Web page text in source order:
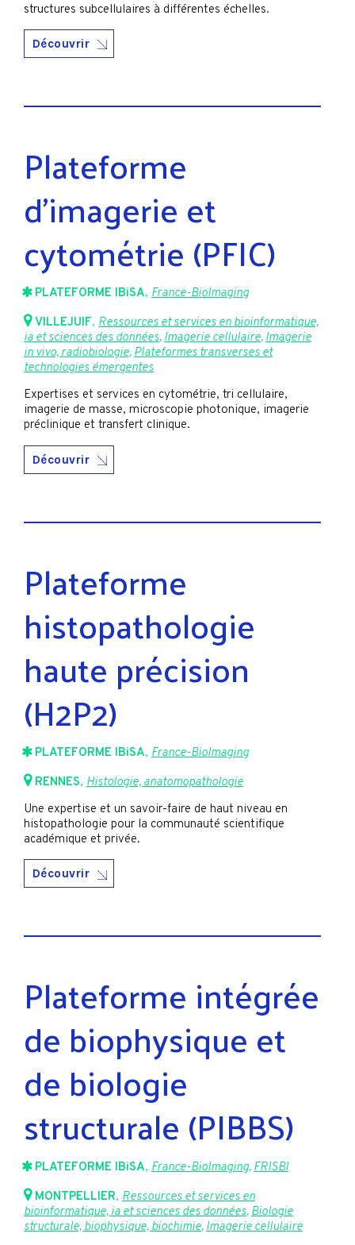
structures subcellulaires à différentes échelles.
Découvrir
Plateforme
d’imagerie et
cytométrie (PFIC)
PLATEFORME IBiSA, France-BioImaging
VILLEJUIF, Ressources et services en bioinformatique,
ia et sciences des données,Imagerie cellulaire,Imagerie
in vivo, radiobiologie,Plateformes transverses et
technologies émergentes
Expertises et services en cytométrie, tri cellulaire,
imagerie de masse, microscopie photonique, imagerie
préclinique et transfert clinique.
Découvrir
Plateforme
histopathologie
haute précision
(H2P2)
PLATEFORME IBiSA, France-BioImaging
RENNES, Histologie, anatomopathologie
Une expertise et un savoir-faire de haut niveau en
histopathologie pour la communauté scientifique
académique et privée.
Découvrir
Plateforme intégrée
de biophysique et
de biologie
structurale (PIBBS)
PLATEFORME IBiSA, France-BioImaging, FRISBI
MONTPELLIER, Ressources et services en
bioinformatique, ia et sciences des données, Biologie
structurale, biophysique, biochimie, Imagerie cellulaire